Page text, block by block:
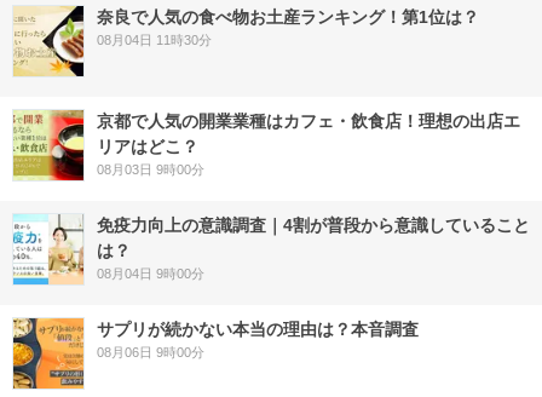
奈良で人気の食べ物お土産ランキング！第1位は？
08月04日 11時30分
京都で人気の開業業種はカフェ・飲食店！理想の出店エ
リアはどこ？
08月03日 9時00分
免疫力向上の意識調査｜4割が普段から意識していること
は？
08月04日 9時00分
サプリが続かない本当の理由は？本音調査
08月06日 9時00分